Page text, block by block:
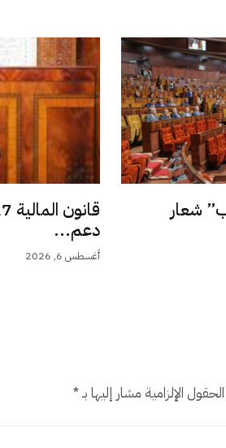
شعار
دعم...
أغسطس 6, 2026
الحقول الإلزامية مشار إليها بـ*